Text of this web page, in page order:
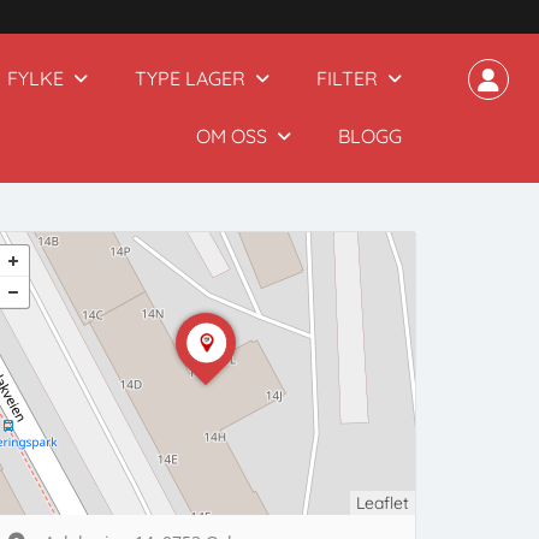
FYLKE TYPE LAGER FILTER
OM OSS BLOGG
Leaflet